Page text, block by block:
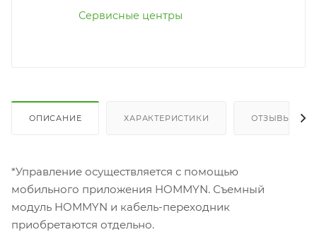
Сервисные центры
ОПИСАНИЕ ХАРАКТЕРИСТИКИ ОТЗЫВЫ
*Управление осуществляется с помощью
мобильного приложения HOMMYN. Съемный
модуль HOMMYN и кабель-переходник
приобретаются отдельно.